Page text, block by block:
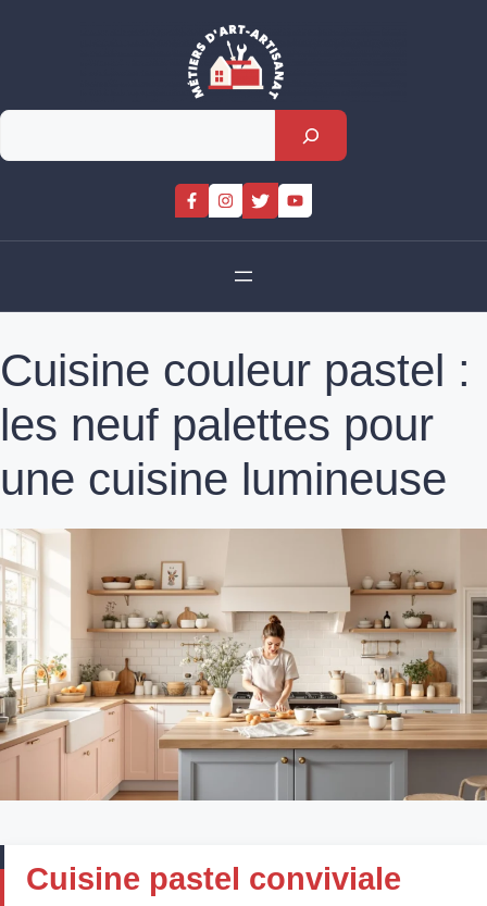
Rechercher
Cuisine couleur pastel :
les neuf palettes pour
une cuisine lumineuse
Cuisine pastel conviviale